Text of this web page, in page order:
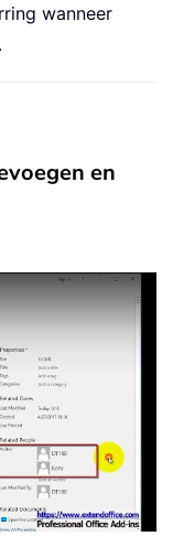
wanneer
en